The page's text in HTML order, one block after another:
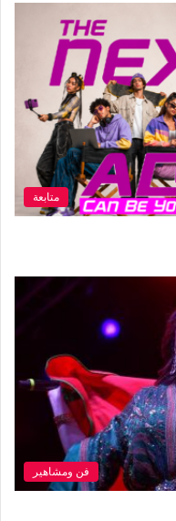
متابعة
فن ومشاهير